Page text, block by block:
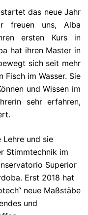
das neue Jahr
freuen uns, Alba
ersten Kurs in
hat ihren Master in
sich seit mehr
Fisch im Wasser. Sie
und Wissen im
sehr erfahren,
Lehre und sie
Stimmtechnik im
Superior
Erst 2018 hat
neue Maßstäbe
und